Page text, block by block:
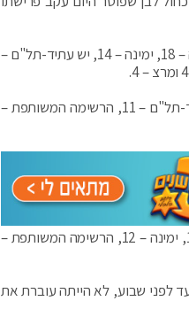
לפי הסקר בכאן חדשות, לו הבחירות היו נערכות היום, הליכוד הייתה זוכה ב-28 מנדטים, תקווה חדשה – 18, ימינה – 14, יש עתיד-תל"ם –
לפי הסקר בחדשות רשת, הליכוד הייתה זוכה ל-29 מנדטים, תקווה חדשה – 17, ימינה – 12, יש עתיד-תל"ם – 11, הרשימה המשותפת –
לפי הסקר בחדשות קשת, הליכוד הייתה זוכה ב-28 מנדטים, תקווה חדשה – 17, יש עתיד-תל"ם – 13, ימינה – 12, הרשימה המשותפת –
של עפר שלח, מי שהיה מספר 2 ברשימת יש עתיד עד לפני שבוע, לא הייתה עוברת את